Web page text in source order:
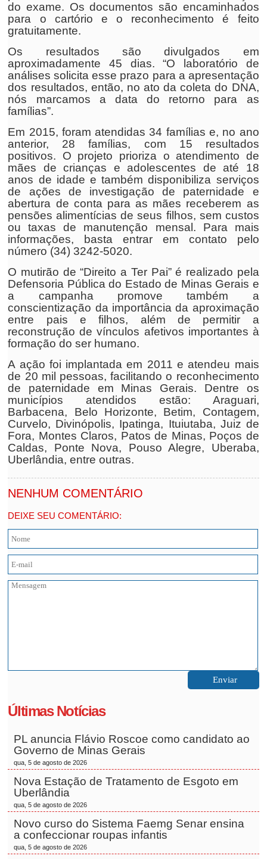
do exame. Os documentos são encaminhados
para o cartório e o reconhecimento é feito
gratuitamente.
Os resultados são divulgados em
aproximadamente 45 dias. “O laboratório de
análises solicita esse prazo para a apresentação
dos resultados, então, no ato da coleta do DNA,
nós marcamos a data do retorno para as
famílias”.
Em 2015, foram atendidas 34 famílias e, no ano
anterior, 28 famílias, com 15 resultados
positivos. O projeto prioriza o atendimento de
mães de crianças e adolescentes de até 18
anos de idade e também disponibiliza serviços
de ações de investigação de paternidade e
abertura de conta para as mães receberem as
pensões alimentícias de seus filhos, sem custos
ou taxas de manutenção mensal. Para mais
informações, basta entrar em contato pelo
número (34) 3242-5020.
O mutirão de “Direito a Ter Pai” é realizado pela
Defensoria Pública do Estado de Minas Gerais e
a campanha promove também a
conscientização da importância da aproximação
entre pais e filhos, além de permitir a
reconstrução de vínculos afetivos importantes à
formação do ser humano.
A ação foi implantada em 2011 e atendeu mais
de 20 mil pessoas, facilitando o reconhecimento
de paternidade em Minas Gerais. Dentre os
municípios atendidos estão: Araguari,
Barbacena, Belo Horizonte, Betim, Contagem,
Curvelo, Divinópolis, Ipatinga, Ituiutaba, Juiz de
Fora, Montes Claros, Patos de Minas, Poços de
Caldas, Ponte Nova, Pouso Alegre, Uberaba,
Uberlândia, entre outras.
NENHUM COMENTÁRIO
DEIXE SEU COMENTÁRIO:
Últimas Notícias
PL anuncia Flávio Roscoe como candidato ao
Governo de Minas Gerais
qua, 5 de agosto de 2026
Nova Estação de Tratamento de Esgoto em
Uberlândia
qua, 5 de agosto de 2026
Novo curso do Sistema Faemg Senar ensina
a confeccionar roupas infantis
qua, 5 de agosto de 2026